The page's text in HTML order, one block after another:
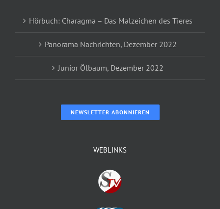
Hörbuch: Charagma – Das Malzeichen des Tieres
Panorama Nachrichten, Dezember 2022
Junior Ölbaum, Dezember 2022
NEWSLETTER ABONNIEREN
WEBLINKS